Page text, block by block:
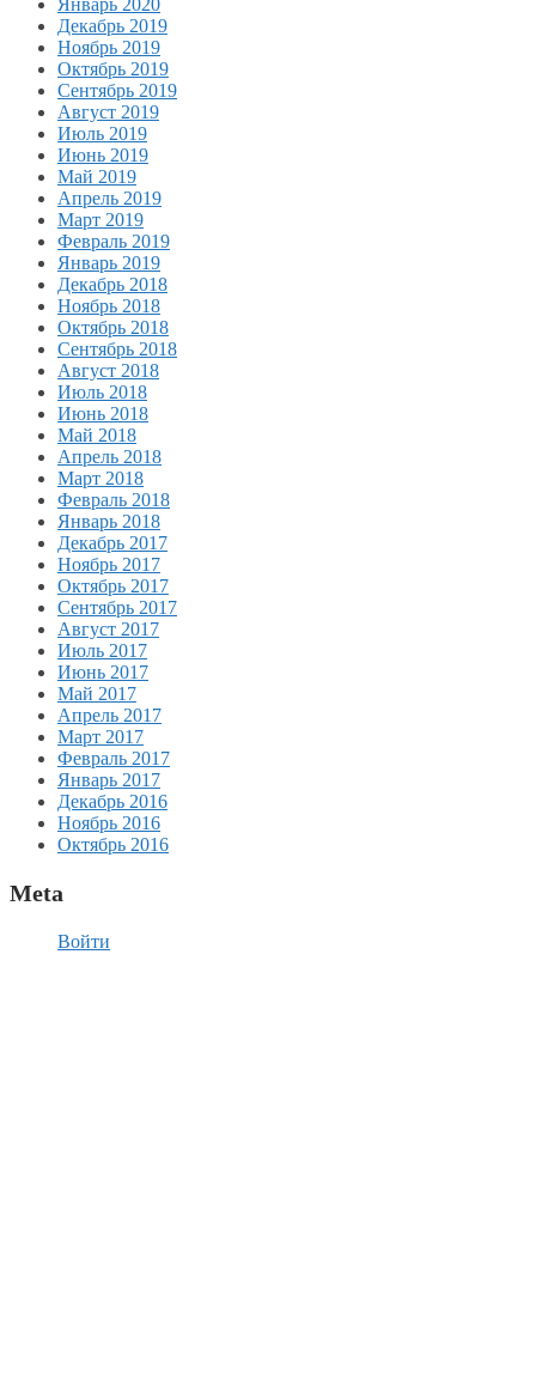
Январь 2020
Декабрь 2019
Ноябрь 2019
Октябрь 2019
Сентябрь 2019
Август 2019
Июль 2019
Июнь 2019
Май 2019
Апрель 2019
Март 2019
Февраль 2019
Январь 2019
Декабрь 2018
Ноябрь 2018
Октябрь 2018
Сентябрь 2018
Август 2018
Июль 2018
Июнь 2018
Май 2018
Апрель 2018
Март 2018
Февраль 2018
Январь 2018
Декабрь 2017
Ноябрь 2017
Октябрь 2017
Сентябрь 2017
Август 2017
Июль 2017
Июнь 2017
Май 2017
Апрель 2017
Март 2017
Февраль 2017
Январь 2017
Декабрь 2016
Ноябрь 2016
Октябрь 2016
Meta
Войти